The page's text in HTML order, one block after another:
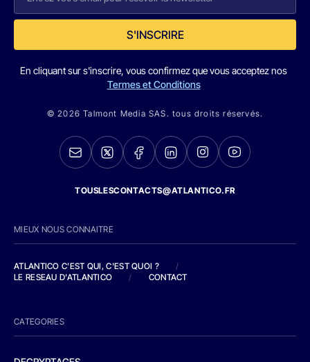
S'INSCRIRE
En cliquant sur s'inscrire, vous confirmez que vous acceptez nos
Termes et Conditions
© 2026 Talmont Media SAS. tous droits réservés.
TOUSLESCONTACTS@ATLANTICO.FR
MIEUX NOUS CONNAITRE
ATLANTICO C'EST QUI, C'EST QUOI ?
/
LE RESEAU D'ATLANTICO
/ CONTACT
CATEGORIES